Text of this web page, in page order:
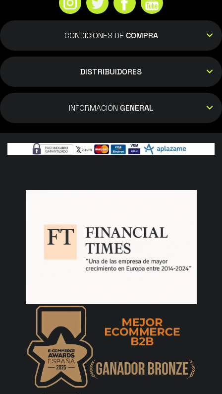
CONDICIONES DE COMPRA
DISTRIBUIDORES
INFORMACIÓN GENERAL